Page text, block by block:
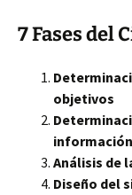
7 Fases del
objetivos
información
Análisis de
Diseño del